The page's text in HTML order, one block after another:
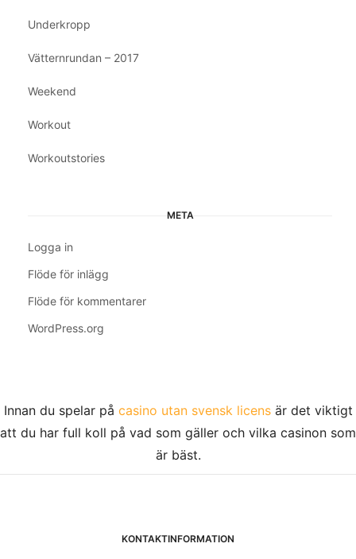
Underkropp
Vätternrundan – 2017
Weekend
Workout
Workoutstories
META
Logga in
Flöde för inlägg
Flöde för kommentarer
WordPress.org
Innan du spelar på casino utan svensk licensär det viktigt
att du har full koll på vad som gäller och vilka casinon som
är bäst.
KONTAKTINFORMATION